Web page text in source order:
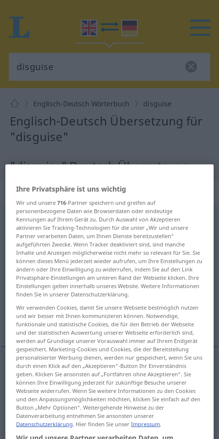
Englisch-Deutsch Wörterbuch disguise
Englisch-Deutsch Übersetzung für
"disguise"
"disguise" Deutsch Übersetzung
„disguise“: transitive verb
disguise [disˈgaiz]v/t
Übersicht aller Übersetzungen
(Für mehr Details die Übersetzung anklicken/antippen)
verkleiden, vermummen verstellen
verschleiern, verhüllen, bemänteln, verbergen
entstellen
verkleiden,vermummen disguisewith clothes
verstellen disguise alter, adjust
Ihre Privatsphäre ist uns wichtig
Wir und unsere716-Partner speichern und greifen auf
personenbezogene Daten wie Browserdaten oder eindeutige
Kennungen auf Ihrem Gerät zu. Durch Auswahl von Akzeptieren
aktivieren Sie Tracking-Technologien für die unter „Wir und unsere
Partner verarbeiten Daten, um Ihnen Dienste bereitzustellen“
aufgeführten Zwecke. Wenn Tracker deaktiviert sind, sind manche
Inhalte und Anzeigen möglicherweise nicht mehr so relevant für Sie. Sie
können dieses Menü jederzeit wieder aufrufen, um Ihre Einstellungen zu
ändern oder Ihre Einwilligung zu widerrufen, indem Sie auf den Link
Privatsphäre-Einstellungen am unteren Rand der Webseite klicken. Ihre
Einstellungen gelten innerhalb unseres Website. Weitere Informationen
finden Sie in unserer Datenschutzerklärung.
Wir verwenden Cookies, damit Sie unsere Webseite bestmöglich nutzen
und wir besser mit Ihnen kommunizieren können. Notwendige,
funktionale und statistische Cookies, die für den Betrieb der Webseite
und der statistischen Auswertung unserer Webseite erforderlich sind,
werden auf Grundlage unserer Vorauswahl immer auf Ihrem Endgerät
gespeichert. Marketing-Cookies und Cookies, die der Bereitstellung
personalisierter Werbung dienen, werden nur gespeichert, wenn Sie uns
durch einen Klick auf den „Akzeptieren“-Button Ihr Einverständnis
geben. Klicken Sie ansonsten auf „Fortfahren ohne Akzeptieren“. Sie
können Ihre Einwilligung jederzeit für zukünftige Besuche unserer
Webseite widerrufen. Wenn Sie weitere Informationen zu den Cookies
und den Anpassungsmöglichkeiten möchten, klicken Sie einfach auf den
Button „Mehr Optionen“. Weitergehende Hinweise zu der
Datenverarbeitung entnehmen Sie ansonsten unserer
Datenschutzerklärung. Hier finden Sie unserImpressum.